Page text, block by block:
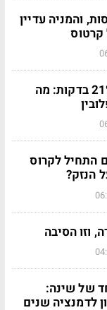
והמניה עדיין
צמחה ב-53% ואיבדה 21% בדקות: מה
בן 120 שנים התחיל לקרוס
הנזק?
וזו הסיבה
של שינה:
לדמנציה שנים